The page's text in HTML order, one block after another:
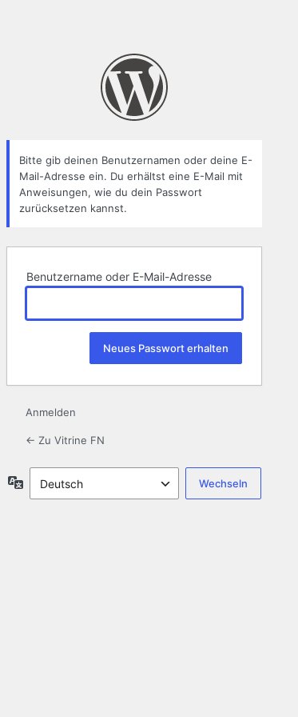
Bitte gib deinen Benutzernamen oder deine E-
Mail-Adresse ein. Du erhältst eine E-Mail mit
Anweisungen, wie du dein Passwort
zurücksetzen kannst.
Benutzername oder E-Mail-Adresse
Anmelden
← Zu Vitrine FN
Sprache